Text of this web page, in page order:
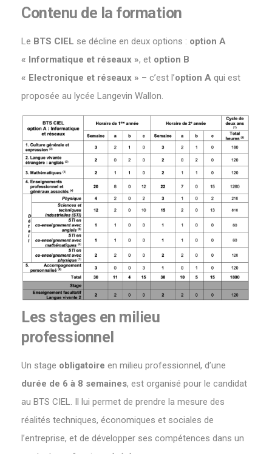
Contenu de la formation
Le BTS CIEL se décline en deux options : option A
« Informatique et réseaux », et option B
« Electronique et réseaux » – c’est l’option A qui est
proposée au lycée Langevin Wallon.
Les stages en milieu
professionnel
Un stage obligatoire en milieu professionnel, d’une
durée de 6 à 8 semaines, est organisé pour le candidat
au BTS CIEL. Il lui permet de prendre la mesure des
réalités techniques, économiques et sociales de
l’entreprise, et de développer ses compétences dans un